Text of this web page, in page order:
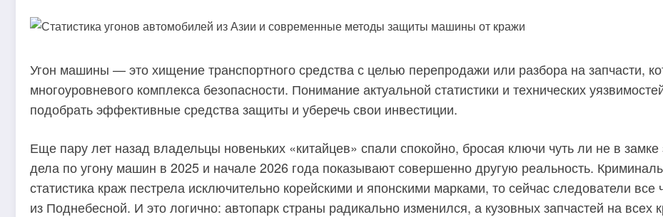
Угон машины — это хищение транспортного средства с целью перепродажи или разбора на запчасти,
многоуровневого комплекса безопасности. Понимание актуальной статистики и технических
подобрать эффективные средства защиты и уберечь свои инвестиции.
Еще пару лет назад владельцы новеньких «китайцев» спали спокойно, бросая ключи чуть ли не в
дела по угону машин в 2025 и начале 2026 года показывают совершенно другую реальность.
статистика краж пестрела исключительно корейскими и японскими марками, то сейчас следователи
из Поднебесной. И это логично: автопарк страны радикально изменился, а кузовных запчастей на всех